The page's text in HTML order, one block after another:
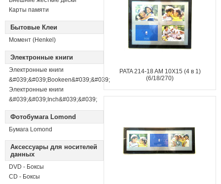
Карты памяти
Бытовые Клеи
Момент (Henkel)
Электронные книги
Электронные книги
&#039;&#039;Bookeen&#039;&#039;
Электронные книги
&#039;&#039;Inch&#039;&#039;
Фотобумага Lomond
Бумага Lomond
Аксессуары для носителей
данных
DVD - Боксы
CD - Боксы
PATA 214-18 AM 10X15 (4 в 1)
(6/18/270)